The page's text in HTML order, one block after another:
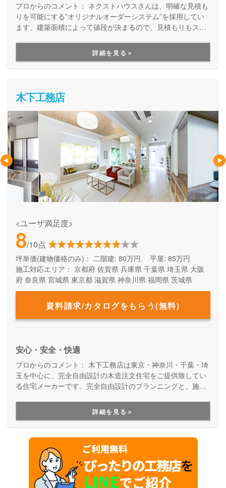
プロからのコメント： ネクストハウスさんは、明確な見積も
りを可能にする”オリジナルオーダーシステム”を採用してい
ます。建築面積によって値段が決まるので、見積もりもスピ
いるので、早く新しい家に入居したいという方に特におスス
メです！
詳細を見る＞
木下工務店
<ユーザ満足度>
8/10点
坪単価(建物価格のみ)： 二階建: 80万円、 平屋: 85万円
施工対応エリア： 京都府 佐賀県 兵庫県 千葉県 埼玉県 大阪
府 奈良県 宮城県 東京都 滋賀県 神奈川県 福岡県 茨城県
資料請求/カタログをもらう(無料)
安心・安全・快適
プロからのコメント： 木下工務店は東京・神奈川・千葉・埼
玉を中心に、完全自由設計の木造注文住宅をご提供致してい
る住宅メーカーです。完全自由設計のプランニングと、施工
かだからこそ叶えらえる「完全自由設計」の注文住宅を実現
できます。性能や保証も万全なので安心です。
詳細を見る＞